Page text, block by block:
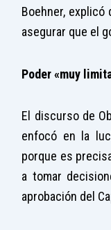
Boehner, explicó
asegurar que el
Poder «muy
El discurso de
enfocó en la
porque es
a tomar
aprobación del